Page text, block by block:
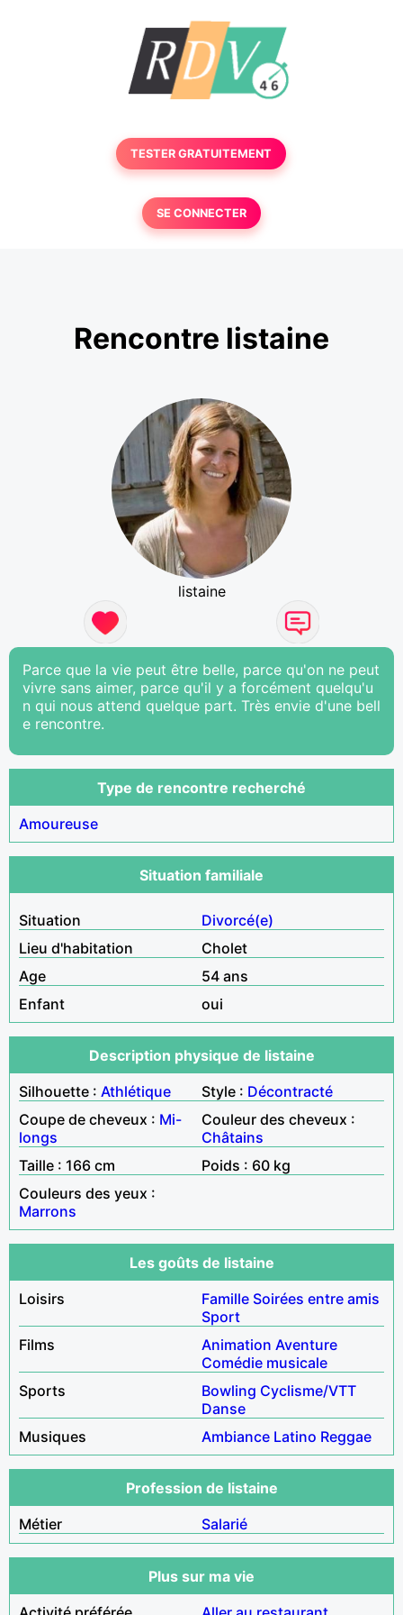
TESTER GRATUITEMENT
SE CONNECTER
Rencontre listaine
listaine
Parce que la vie peut être belle, parce qu'on ne peut
vivre sans aimer, parce qu'il y a forcément quelqu'u
n qui nous attend quelque part. Très envie d'une bell
e rencontre.
Type de rencontre recherché
Amoureuse
Situation familiale
Situation
Divorcé(e)
Lieu d'habitation
Cholet
Age
54 ans
Enfant
oui
Description physique de listaine
Silhouette : Athlétique Style : Décontracté
Coupe de cheveux : Mi-
longs
Couleur des cheveux :
Châtains
Taille : 166 cm
Poids : 60 kg
Couleurs des yeux :
Marrons
Les goûts de listaine
Loisirs
Famille Soirées entre amis
Sport
Films
Animation Aventure
Comédie musicale
Sports
Bowling Cyclisme/VTT
Danse
Musiques
Ambiance Latino Reggae
Profession de listaine
Métier
Salarié
Plus sur ma vie